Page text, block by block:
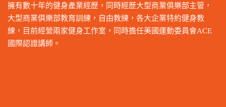
擁有數十年的健身產業經歷，同時經歷大型商業俱樂部主管，
大型商業俱樂部教育訓練，自由教練，各大企業特約健身教
練，目前經營兩家健身工作室，同時擔任美國運動委員會ACE
國際認證講師。